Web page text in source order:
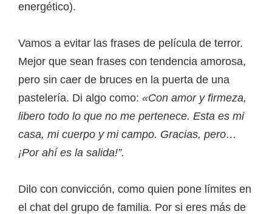
energético).
Vamos a evitar las frases de película de terror.
Mejor que sean frases con tendencia amorosa,
pero sin caer de bruces en la puerta de una
pastelería. Di algo como: «Con amor y firmeza,
libero todo lo que no me pertenece. Esta es mi
casa, mi cuerpo y mi campo. Gracias, pero…
¡Por ahí es la salida!”.
Dilo con convicción, como quien pone límites en
el chat del grupo de familia. Por si eres más de